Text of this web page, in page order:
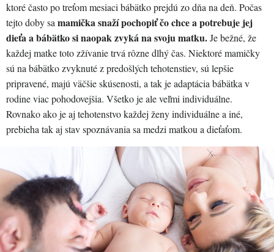
ktoré často po treťom mesiaci bábätko prejdú zo dňa na deň. Počas
tejto doby sa mamička snaží pochopiť čo chce a potrebuje jej
dieťa a bábätko si naopak zvyká na svoju matku.Je bežné, že
každej matke toto zžívanie trvá rôzne dlhý čas. Niektoré mamičky
sú na bábätko zvyknuté z predošlých tehotenstiev, sú lepšie
pripravené, majú väčšie skúsenosti, a tak je adaptácia bábätka v
rodine viac pohodovejšia. Všetko je ale veľmi individuálne.
Rovnako ako je aj tehotenstvo každej ženy individuálne a iné,
prebieha tak aj stav spoznávania sa medzi matkou a dieťaťom.